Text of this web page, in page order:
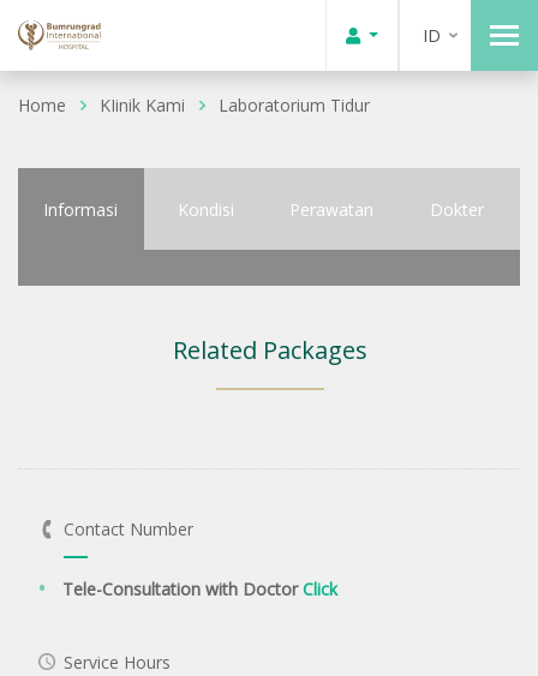
ID
Home KIinik Kami Laboratorium Tidur
Informasi Kondisi Perawatan Dokter
Related Packages
Contact Number
Tele-Consultation with DoctorClick
Service Hours